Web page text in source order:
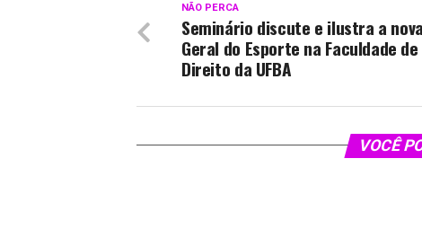
NÃO PERCA
Seminário discute e ilustra a
Geral do Esporte na Faculdade de
Direito da UFBA
VOCÊ